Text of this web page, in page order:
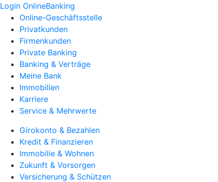
Login OnlineBanking
Online-Geschäftsstelle
Privatkunden
Firmenkunden
Private Banking
Banking & Verträge
Meine Bank
Immobilien
Karriere
Service & Mehrwerte
Girokonto & Bezahlen
Kredit & Finanzieren
Immobilie & Wohnen
Zukunft & Vorsorgen
Versicherung & Schützen